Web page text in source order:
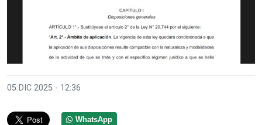
05 DIC 2025 - 12:36
WhatsApp